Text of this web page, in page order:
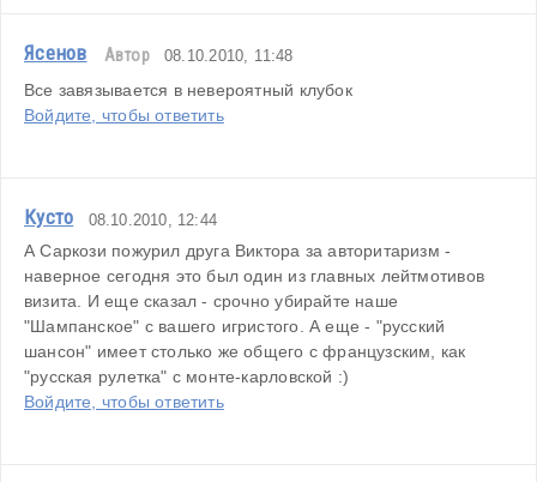
Ясенов Автор 08.10.2010, 11:48
Все завязывается в невероятный клубок
Войдите, чтобы ответить
Кусто 08.10.2010, 12:44
А Саркози пожурил друга Виктора за авторитаризм -
наверное сегодня это был один из главных лейтмотивов
визита. И еще сказал - срочно убирайте наше
"Шампанское" с вашего игристого. А еще - "русский
шансон" имеет столько же общего с французским, как
"русская рулетка" с монте-карловской :)
Войдите, чтобы ответить